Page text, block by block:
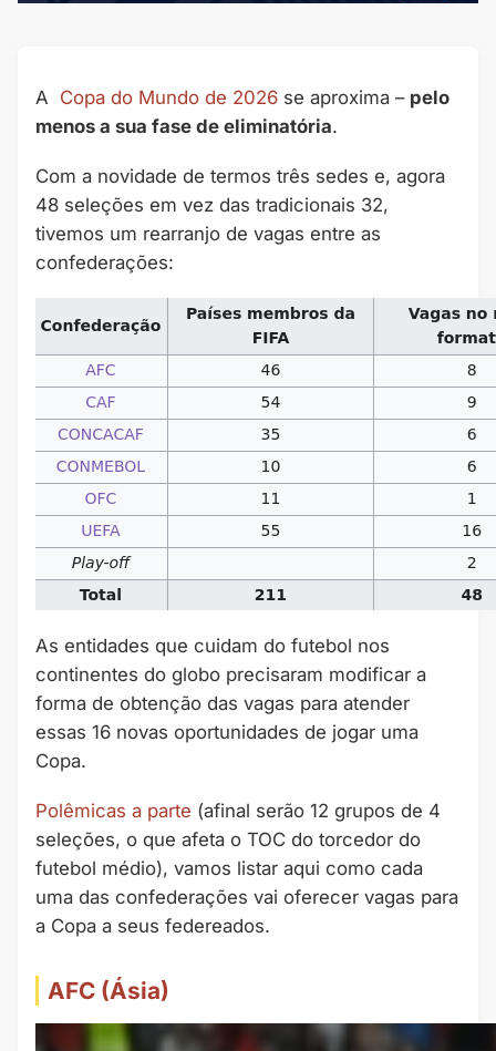
A Copa do Mundo de 2026 se aproxima – pelo
menos a sua fase de eliminatória.
Com a novidade de termos três sedes e, agora
48 seleções em vez das tradicionais 32,
tivemos um rearranjo de vagas entre as
confederações:
As entidades que cuidam do futebol nos
continentes do globo precisaram modificar a
forma de obtenção das vagas para atender
essas 16 novas oportunidades de jogar uma
Copa.
Polêmicas a parte (afinal serão 12 grupos de 4
seleções, o que afeta o TOC do torcedor do
futebol médio), vamos listar aqui como cada
uma das confederações vai oferecer vagas para
a Copa a seus federeados.
AFC (Ásia)